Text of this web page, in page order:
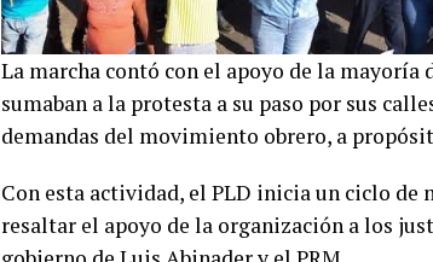
La marcha contó con el apoyo de la mayoría
sumaban a la protesta a su paso por sus
demandas del movimiento obrero, a
Con esta actividad, el PLD inicia un ciclo de
resaltar el apoyo de la organización a los